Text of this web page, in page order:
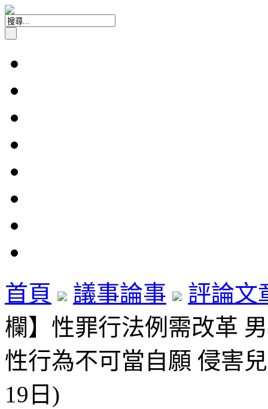
首頁 議事論事
評論文
欄】性罪行法例需改革
性行為不可當自願 侵害
19日)